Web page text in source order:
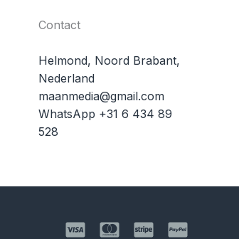
Contact
Helmond, Noord Brabant,
Nederland
maanmedia@gmail.com
WhatsApp +31 6 434 89
528